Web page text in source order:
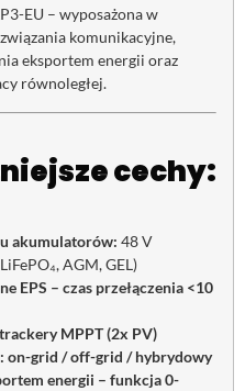
EU – wyposażona w
komunikacyjne,
eksportem energii oraz
równoległej.
cechy:
akumulatorów: 48 V
AGM, GEL)
EPS – czas przełączenia <10
MPPT (2x PV)
on-grid / off-grid / hybrydowy
energii – funkcja 0-